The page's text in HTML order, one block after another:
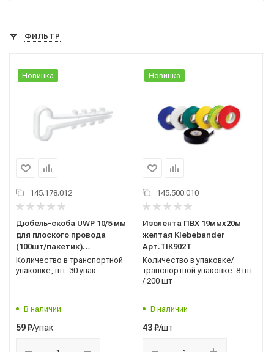
ФИЛЬТР
Новинка
145.178.012
Дюбель-скоба UWP 10/5 мм
для плоского провода
(100шт/пакетик)
Rusconnect
Количество в транспортной
упаковке, шт: 30 упак
В наличии
59₽/упак
Новинка
145.500.010
Изолента ПВХ 19ммх20м
желтая Klebebander
Арт.TIK902T
Количество в упаковке/
транспортной упаковке: 8 шт
/ 200 шт
В наличии
43₽/шт